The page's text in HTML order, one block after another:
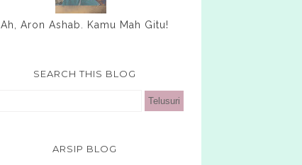
Ah, Aron Ashab. Kamu Mah Gitu!
SEARCH THIS BLOG
ARSIP BLOG